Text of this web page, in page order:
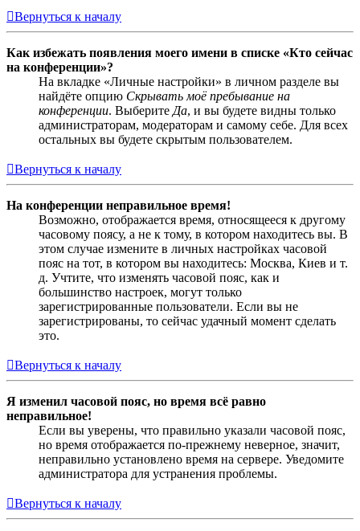
Вернуться к началу
Как избежать появления моего имени в списке «Кто сейчас
на конференции»?
На вкладке «Личные настройки» в личном разделе вы
найдёте опцию Скрывать моё пребывание на
конференции. Выберите Да, и вы будете видны только
администраторам, модераторам и самому себе. Для всех
остальных вы будете скрытым пользователем.
Вернуться к началу
На конференции неправильное время!
Возможно, отображается время, относящееся к другому
часовому поясу, а не к тому, в котором находитесь вы. В
этом случае измените в личных настройках часовой
пояс на тот, в котором вы находитесь: Москва, Киев и т.
д. Учтите, что изменять часовой пояс, как и
большинство настроек, могут только
зарегистрированные пользователи. Если вы не
зарегистрированы, то сейчас удачный момент сделать
это.
Вернуться к началу
Я изменил часовой пояс, но время всё равно
неправильное!
Если вы уверены, что правильно указали часовой пояс,
но время отображается по-прежнему неверное, значит,
неправильно установлено время на сервере. Уведомите
администратора для устранения проблемы.
Вернуться к началу